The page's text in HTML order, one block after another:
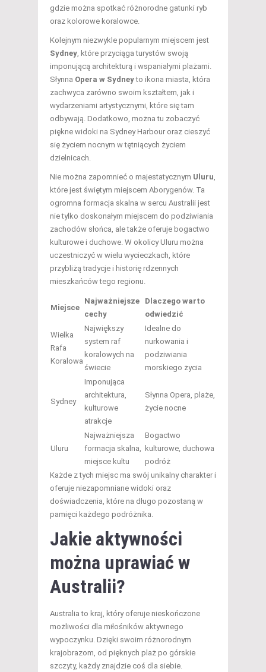
gdzie można spotkać różnorodne gatunki ryb
oraz kolorowe koralowce.
Kolejnym niezwykle popularnym miejscem jest
Sydney , które przyciąga turystów swoją
imponującą architekturą i wspaniałymi plażami.
Słynna Opera w Sydneyto ikona miasta, która
zachwyca zarówno swoim kształtem, jak i
wydarzeniami artystycznymi, które się tam
odbywają. Dodatkowo, można tu zobaczyć
piękne widoki na Sydney Harbour oraz cieszyć
się życiem nocnym w tętniących życiem
dzielnicach.
Nie można zapomnieć o majestatycznym Uluru
które jest świętym miejscem Aborygenów. Ta
ogromna formacja skalna w sercu Australii jest
nie tylko doskonałym miejscem do podziwiania
zachodów słońca, ale także oferuje bogactwo
kulturowe i duchowe. W okolicy Uluru można
uczestniczyć w wielu wycieczkach, które
przybliżą tradycje i historię rdzennych
mieszkańców tego regionu.
Miejsce
Najważniejsze
cechy
Dlaczego warto
odwiedzić
Wielka
Rafa
Koralowa
Największy
system raf
koralowych na
świecie
Idealne do
nurkowania i
podziwiania
morskiego życia
Sydney
Imponująca
architektura,
kulturowe
atrakcje
Słynna Opera, plaże,
życie nocne
Uluru
Najważniejsza
formacja skalna,
miejsce kultu
Bogactwo
kulturowe, duchowa
podróż
Każde z tych miejsc ma swój unikalny charakter i
oferuje niezapomniane widoki oraz
doświadczenia, które na długo pozostaną w
pamięci każdego podróżnika.
Jakie aktywności
można uprawiać w
Australii?
Australia to kraj, który oferuje nieskończone
możliwości dla miłośników aktywnego
wypoczynku. Dzięki swoim różnorodnym
krajobrazom, od pięknych plaż po górskie
szczyty, każdy znajdzie coś dla siebie.